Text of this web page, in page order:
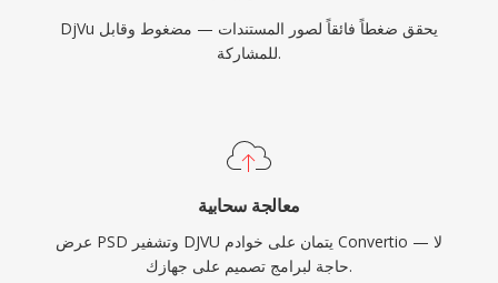
DjVu يحقق ضغطاً فائقاً لصور المستندات — مضغوط وقابل
للمشاركة.
معالجة سحابية
عرض PSD وتشفير DJVU يتمان على خوادم Convertio — لا
حاجة لبرامج تصميم على جهازك.